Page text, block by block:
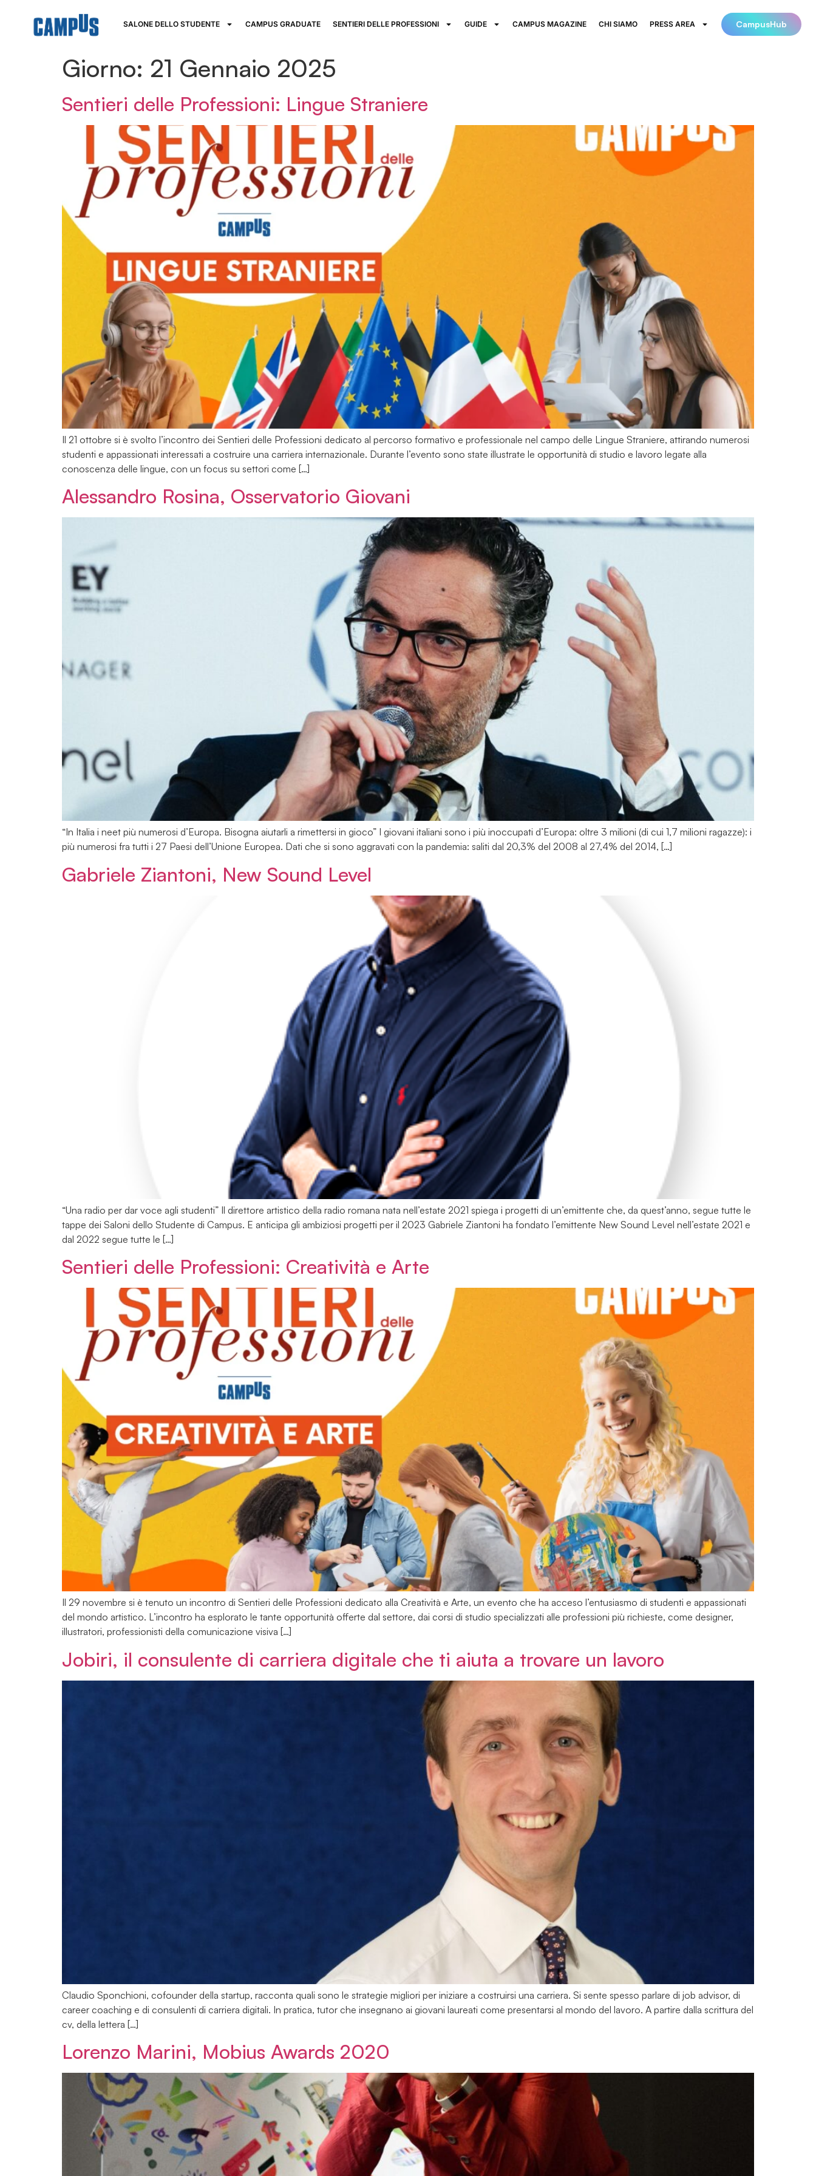
SALONE DELLO STUDENTE CAMPUS GRADUATE SENTIERI DELLE PROFESSIONI GUIDE CAMPUS MAGAZINE CHI SIAMO PRESS AREA CampusHub
Giorno: 21 Gennaio 2025
Sentieri delle Professioni: Lingue Straniere
Il 21 ottobre si è svolto l’incontro dei Sentieri delle Professioni dedicato al percorso formativo e professionale nel campo delle Lingue Straniere, attirando numerosi
studenti e appassionati interessati a costruire una carriera internazionale. Durante l’evento sono state illustrate le opportunità di studio e lavoro legate alla
conoscenza delle lingue, con un focus su settori come […]
Alessandro Rosina, Osservatorio Giovani
“In Italia i neet più numerosi d’Europa. Bisogna aiutarli a rimettersi in gioco” I giovani italiani sono i più inoccupati d’Europa: oltre 3 milioni (di cui 1,7 milioni ragazze): i
più numerosi fra tutti i 27 Paesi dell’Unione Europea. Dati che si sono aggravati con la pandemia: saliti dal 20,3% del 2008 al 27,4% del 2014, […]
Gabriele Ziantoni, New Sound Level
“Una radio per dar voce agli studenti” Il direttore artistico della radio romana nata nell’estate 2021 spiega i progetti di un’emittente che, da quest’anno, segue tutte le
tappe dei Saloni dello Studente di Campus. E anticipa gli ambiziosi progetti per il 2023 Gabriele Ziantoni ha fondato l’emittente New Sound Level nell’estate 2021 e
dal 2022 segue tutte le […]
Sentieri delle Professioni: Creatività e Arte
Il 29 novembre si è tenuto un incontro di Sentieri delle Professioni dedicato alla Creatività e Arte, un evento che ha acceso l’entusiasmo di studenti e appassionati
del mondo artistico. L’incontro ha esplorato le tante opportunità offerte dal settore, dai corsi di studio specializzati alle professioni più richieste, come designer,
illustratori, professionisti della comunicazione visiva […]
Jobiri, il consulente di carriera digitale che ti aiuta a trovare un lavoro
Claudio Sponchioni, cofounder della startup, racconta quali sono le strategie migliori per iniziare a costruirsi una carriera. Si sente spesso parlare di job advisor, di
career coaching e di consulenti di carriera digitali. In pratica, tutor che insegnano ai giovani laureati come presentarsi al mondo del lavoro. A partire dalla scrittura del
cv, della lettera […]
Lorenzo Marini, Mobius Awards 2020